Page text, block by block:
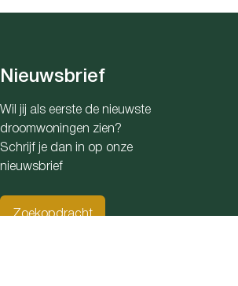
Nieuwsbrief
Wil jij als eerste de nieuwste
droomwoningen zien?
Schrijf je dan in op onze
nieuwsbrief
Zoekopdracht